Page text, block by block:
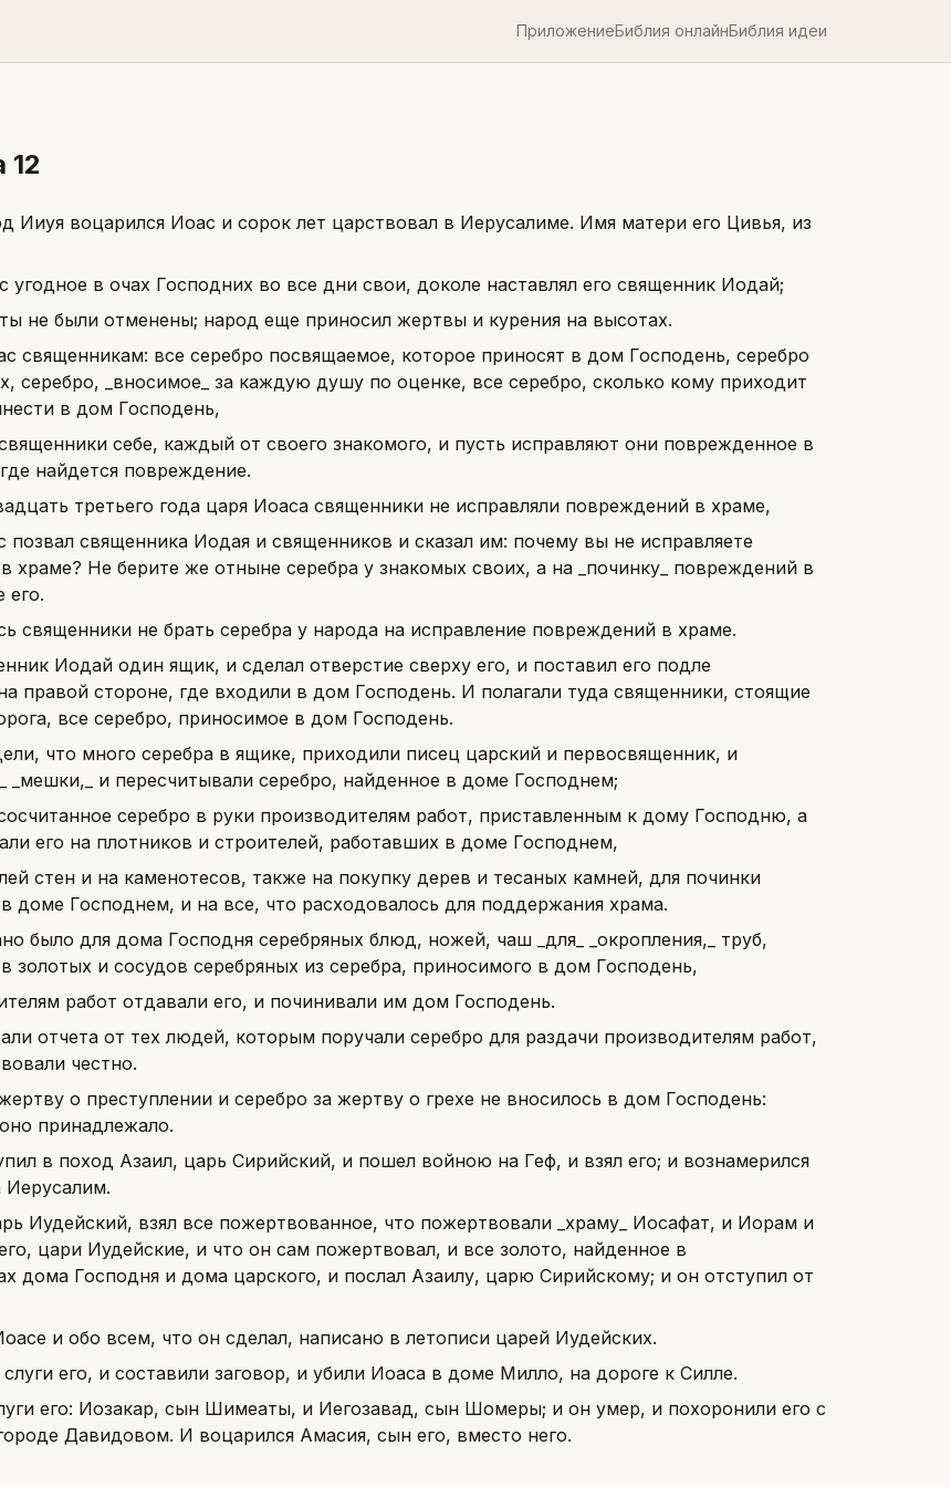
ПриложениеБиблия онлайнБиблия идеи
12
Ииуя воцарился Иоас и сорок лет царствовал в Иерусалиме. Имя матери его Цивья, из
угодное в очах Господних во все дни свои, доколе наставлял его священник Иодай;
не были отменены; народ еще приносил жертвы и курения на высотах.
священникам: все серебро посвящаемое, которое приносят в дом Господень, серебро
серебро, _вносимое_ за каждую душу по оценке, все серебро, сколько кому приходит
в дом Господень,
себе, каждый от своего знакомого, и пусть исправляют они поврежденное в
найдется повреждение.
третьего года царя Иоаса священники не исправляли повреждений в храме,
позвал священника Иодая и священников и сказал им: почему вы не исправляете
храме? Не берите же отныне серебра у знакомых своих, а на _починку_ повреждений в
его.
священники не брать серебра у народа на исправление повреждений в храме.
Иодай один ящик, и сделал отверстие сверху его, и поставил его подле
правой стороне, где входили в дом Господень. И полагали туда священники, стоящие
все серебро, приносимое в дом Господень.
что много серебра в ящике, приходили писец царский и первосвященник, и
_мешки,_ и пересчитывали серебро, найденное в доме Господнем;
серебро в руки производителям работ, приставленным к дому Господню, а
его на плотников и строителей, работавших в доме Господнем,
стен и на каменотесов, также на покупку дерев и тесаных камней, для починки
доме Господнем, и на все, что расходовалось для поддержания храма.
было для дома Господня серебряных блюд, ножей, чаш _для_ _окропления,_ труб,
золотых и сосудов серебряных из серебра, приносимого в дом Господень,
работ отдавали его, и починивали им дом Господень.
отчета от тех людей, которым поручали серебро для раздачи производителям работ,
честно.
о преступлении и серебро за жертву о грехе не вносилось в дом Господень:
принадлежало.
в поход Азаил, царь Сирийский, и пошел войною на Геф, и взял его; и вознамерился
Иерусалим.
Иудейский, взял все пожертвованное, что пожертвовали _храму_ Иосафат, и Иорам и
цари Иудейские, и что он сам пожертвовал, и все золото, найденное в
дома Господня и дома царского, и послал Азаилу, царю Сирийскому; и он отступил от
и обо всем, что он сделал, написано в летописи царей Иудейских.
его, и составили заговор, и убили Иоаса в доме Милло, на дороге к Силле.
его: Иозакар, сын Шимеаты, и Иегозавад, сын Шомеры; и он умер, и похоронили его с
Давидовом. И воцарился Амасия, сын его, вместо него.